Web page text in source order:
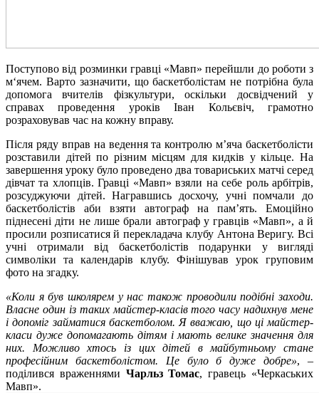
Поступово від розминки гравці «Мавп» перейшли до роботи з
м‘ячем. Варто зазначити, що баскетболістам не потрібна була
допомога вчителів фізкультури, оскільки досвідчений у
справах проведення уроків Іван Кольєвіч, грамотно
розраховував час на кожну вправу.
Після ряду вправ на ведення та контролю м’яча баскетболісти
розставили дітей по різним місцям для кидків у кільце. На
завершення уроку було проведено два товариських матчі серед
дівчат та хлопців. Гравці «Мавп» взяли на себе роль арбітрів,
розсуджуючи дітей. Награвшись досхочу, учні помчали до
баскетболістів аби взяти автограф на пам’ять. Емоційно
піднесені діти не лише брали автограф у гравців «Мавп», а й
просили розписатися й перекладача клубу Антона Веригу. Всі
учні отримали від баскетболістів подарунки у вигляді
символіки та календарів клубу.
Фінішував урок груповим
фото на згадку.
«Коли я був школярем у нас також проводили подібні заходи.
Власне один із таких майстер-класів того часу надихнув мене
і допоміг займатися баскетболом. Я вважаю, що ці майстер-
класи дуже допомагають дітям і мають велике значення для
них. Можливо хтось із цих дітей в майбутньому стане
професійним баскетболістом. Це було б дуже добре», –
поділився враженнями Чарльз Томас, гравець «Черкаських
Мавп».